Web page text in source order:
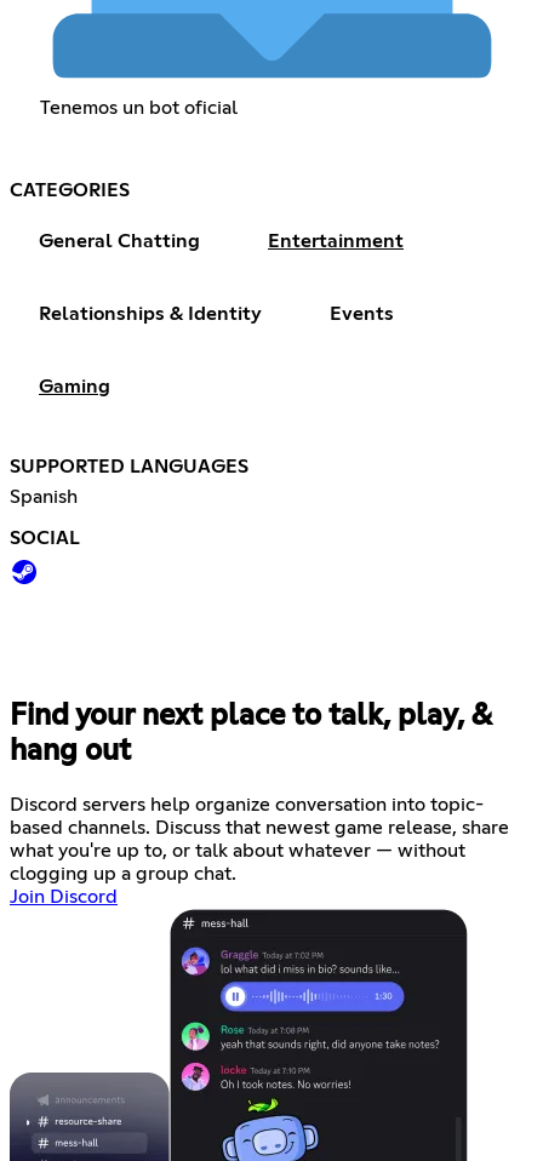
Tenemos un bot oficial
CATEGORIES
General Chatting Entertainment
Relationships & Identity Events
Gaming
SUPPORTED LANGUAGES
Spanish
SOCIAL
Find your next place to talk, play, &
hang out
Discord servers help organize conversation into topic-
based channels. Discuss that newest game release, share
what you're up to, or talk about whatever — without
clogging up a group chat.
Join Discord